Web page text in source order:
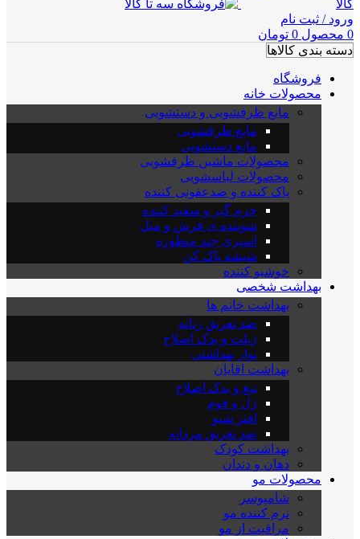
ورود / ثبت نام
0 محصول 0 تومان
دسته بندی کالاها
فروشگاه
محصولات خانه
مایع ظرفشویی و دستشویی
مایع ظرفشویی
مایع دستشویی
محصولات ماشین ظرفشویی
محصولات لباسشویی
پاک کننده و ضدعفونی کننده
جرم گیر و سفید کننده
شوینده ی فرش و مبل
اسپری چند منظوره
شیشه پاک کن
خوشبو کننده
بهداشت شخصی
بهداشت خانم ها
ضد تعریق زنانه
ژیلت و یدک اصلاح
نوار بهداشتی
بهداشت اقایان
تیغ و یدک اصلاح
ژل و فوم
افتر شیو
ضد تعریق مردانه
بهداشت کودک
دهان و دندان
محصولات مو
شامپوسر
نرم کننده مو
مراقبت از مو